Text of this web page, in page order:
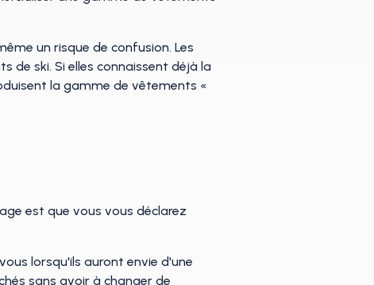
un risque de confusion. Les
de ski. Si elles connaissent déjà la
la gamme de vêtements «
est que vous vous déclarez
lorsqu'ils auront envie d'une
sans avoir à changer de